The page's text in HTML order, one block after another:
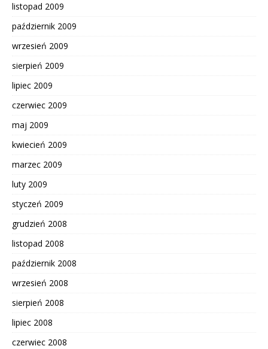
listopad 2009
październik 2009
wrzesień 2009
sierpień 2009
lipiec 2009
czerwiec 2009
maj 2009
kwiecień 2009
marzec 2009
luty 2009
styczeń 2009
grudzień 2008
listopad 2008
październik 2008
wrzesień 2008
sierpień 2008
lipiec 2008
czerwiec 2008